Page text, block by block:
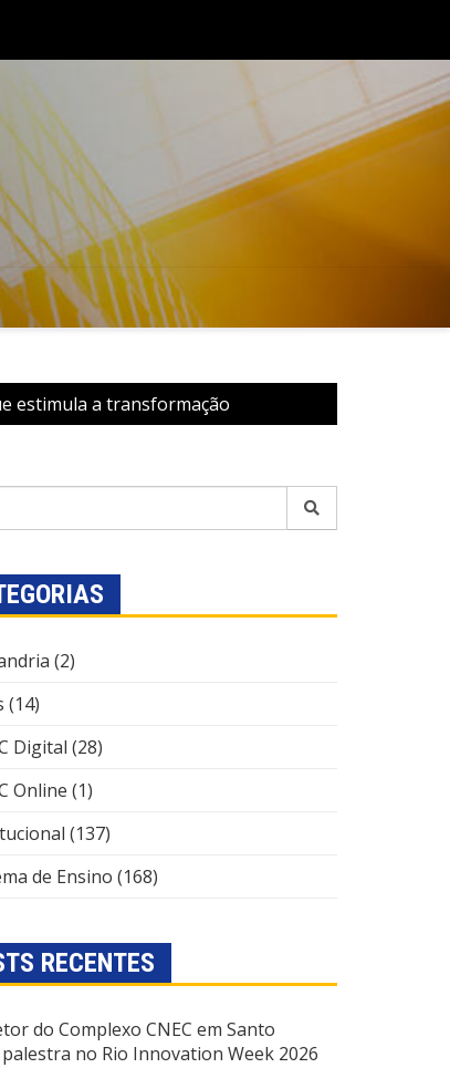
estimula a transformação
(2)
(14)
Digital (28)
Online (1)
(137)
de Ensino (168)
RECENTES
do Complexo CNEC em Santo
no Rio Innovation Week 2026